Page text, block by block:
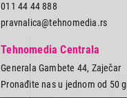
011 44 44 888
pravnalica@tehnomedia.rs
Tehnomedia Centrala
Generala Gambete 44, Zaječar
Pronađite nas u jednom od 50